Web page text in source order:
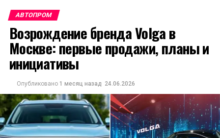
АВТОПРОМ
Возрождение бренда Volga в
Москве: первые продажи, планы и
инициативы
Опубликовано 1 месяц назад 24.06.2026